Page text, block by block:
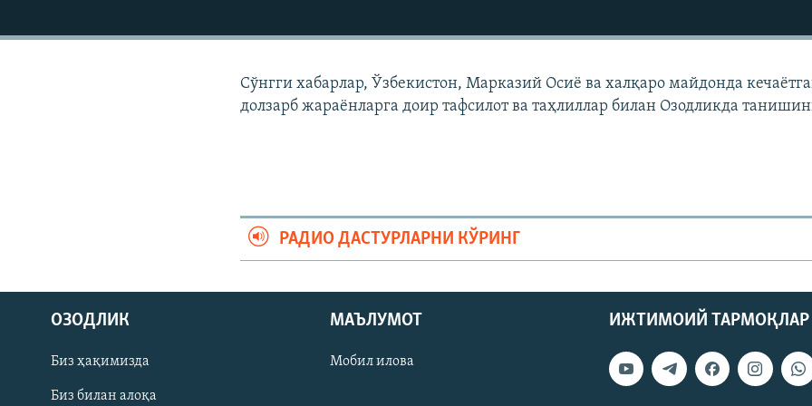
На русском
ИЖТИМОИЙ ТАРМОҚЛАР
Сўнгги хабарлар, Ўзбекистон, Марказий Осиë ва халқаро майдонда
долзарб жараëнларга доир тафсилот ва таҳлиллар билан Озодликда
РАДИО ДАСТУРЛАРНИ КЎРИНГ
ИЖТИМОИЙ ТАРМОҚЛАР
ОЗОДЛИК
Биз ҳақимизда
Биз билан алоқа
МАЪЛУМОТ
Мобил илова